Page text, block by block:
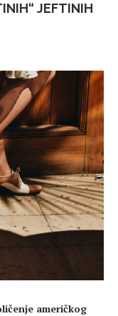
JEFTINIH
američkog